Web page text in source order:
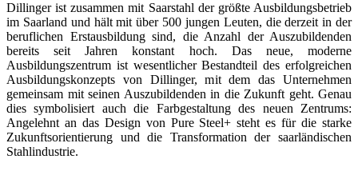
Dillinger ist zusammen mit Saarstahl der größte Ausbildungsbetrieb
im Saarland und hält mit über 500 jungen Leuten, die derzeit in der
beruflichen Erstausbildung sind, die Anzahl der Auszubildenden
bereits seit Jahren konstant hoch. Das neue, moderne
Ausbildungszentrum ist wesentlicher Bestandteil des erfolgreichen
Ausbildungskonzepts von Dillinger, mit dem das Unternehmen
gemeinsam mit seinen Auszubildenden in die Zukunft geht. Genau
dies symbolisiert auch die Farbgestaltung des neuen Zentrums:
Angelehnt an das Design von Pure Steel+ steht es für die starke
Zukunftsorientierung und die Transformation der saarländischen
Stahlindustrie.